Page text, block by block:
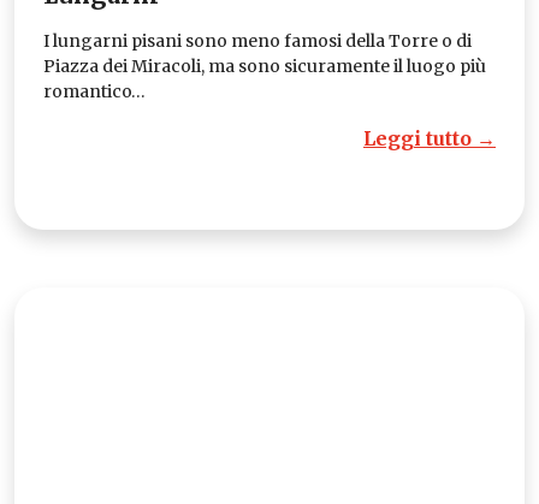
I lungarni pisani sono meno famosi della Torre o di
Piazza dei Miracoli, ma sono sicuramente il luogo più
romantico…
Leggi tutto →